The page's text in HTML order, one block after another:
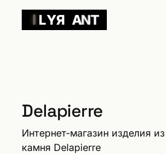
I LYЯ ANT
Delapierre
Интернет-магазин изделия
камня Delapierre